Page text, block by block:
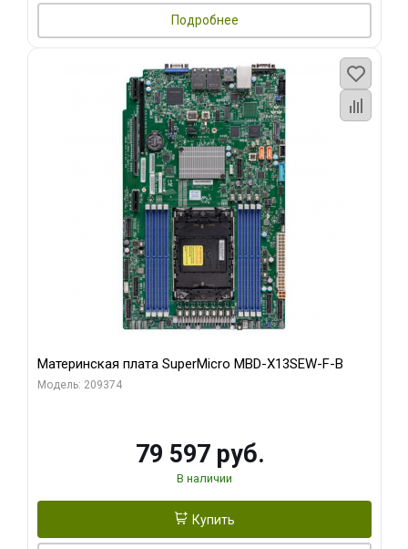
Подробнее
Материнская плата SuperMicro MBD-X13SEW-F-B
Модель: 209374
79 597 руб.
В наличии
Купить